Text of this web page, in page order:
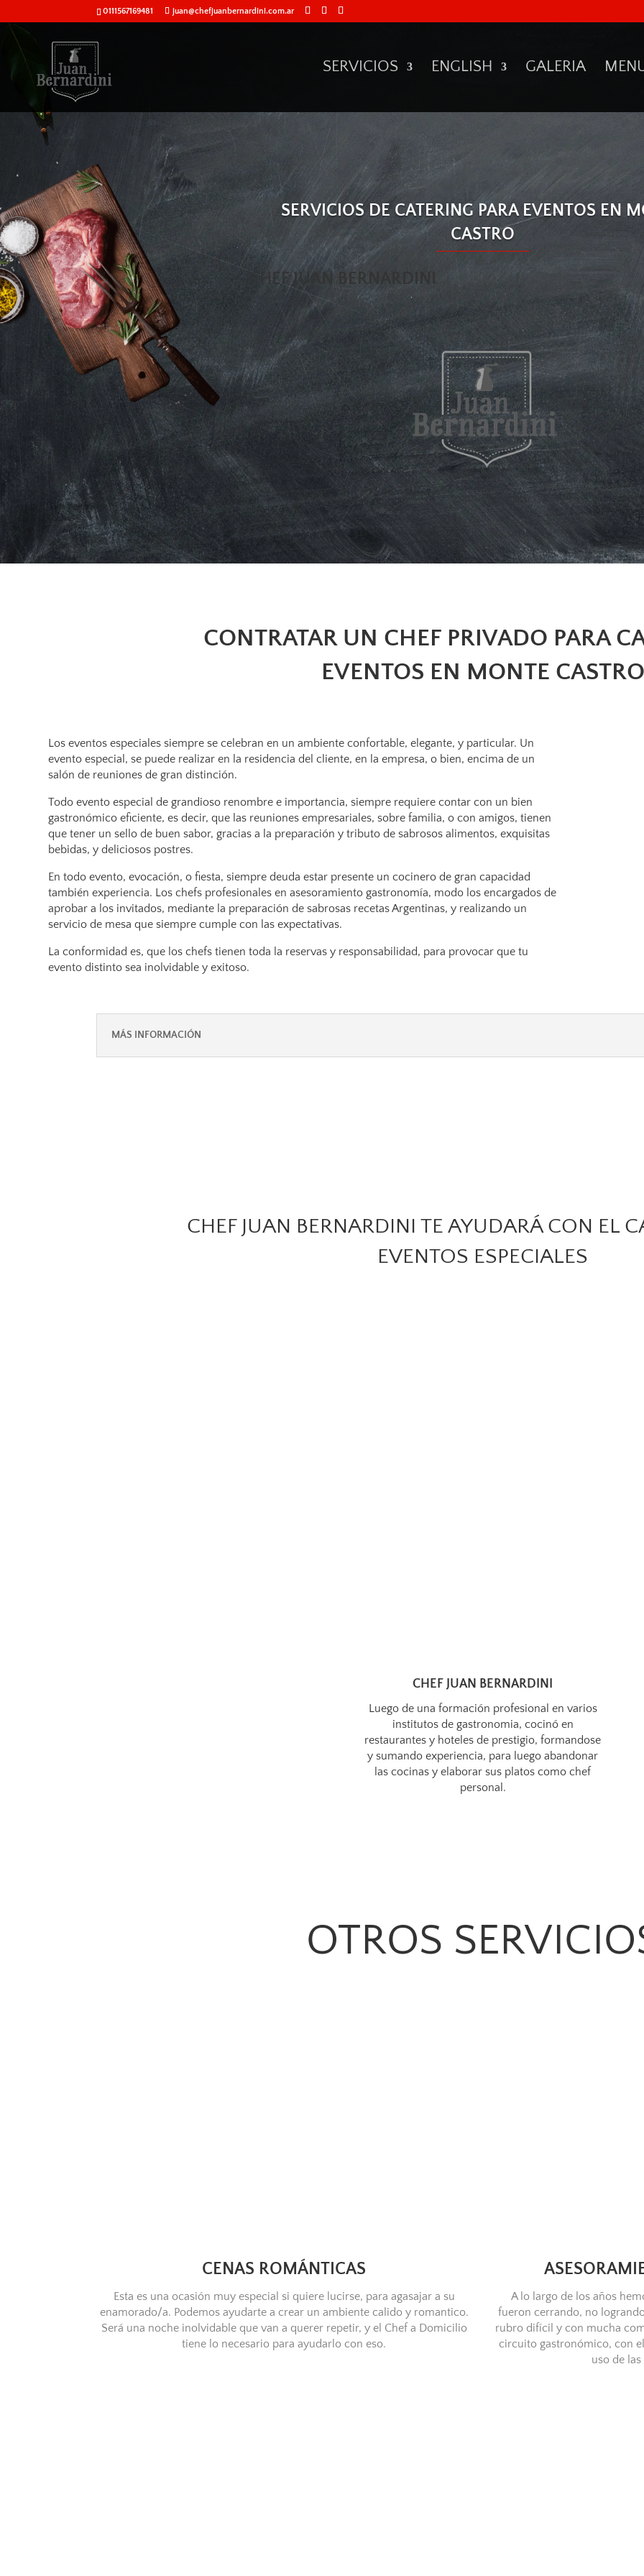
0111567169481 juan@chefjuanbernardini.com.ar
SERVICIOS ENGLISH GALERIA
SERVICIOS DE CATERING PARA EVENTOS EN
CASTRO
CHEF JUAN BERNARDINI
CONTRATAR UN CHEF PRIVADO PARA
EVENTOS EN MONTE CASTRO
Los eventos especiales siempre se celebran en un ambiente confortable, elegante, y particular. Un
evento especial, se puede realizar en la residencia del cliente, en la empresa, o bien, encima de un
salón de reuniones de gran distinción.
Todo evento especial de grandioso renombre e importancia, siempre requiere contar con un bien
gastronómico eficiente, es decir, que las reuniones empresariales, sobre familia, o con amigos, tienen
que tener un sello de buen sabor, gracias a la preparación y tributo de sabrosos alimentos, exquisitas
bebidas, y deliciosos postres.
En todo evento, evocación, o fiesta, siempre deuda estar presente un cocinero de gran capacidad
también experiencia. Los chefs profesionales en asesoramiento gastronomía, modo los encargados de
aprobar a los invitados, mediante la preparación de sabrosas recetas Argentinas, y realizando un
servicio de mesa que siempre cumple con las expectativas.
La conformidad es, que los chefs tienen toda la reservas y responsabilidad, para provocar que tu
evento distinto sea inolvidable y exitoso.
MÁS INFORMACIÓN
CHEF JUAN BERNARDINI TE AYUDARÁ CON EL
EVENTOS ESPECIALES
CHEF JUAN BERNARDINI
Luego de una formación profesional en varios
institutos de gastronomia, cocinó en
restaurantes y hoteles de prestigio, formandose
y sumando experiencia, para luego abandonar
las cocinas y elaborar sus platos como chef
personal.
OTROS
CENAS ROMÁNTICAS
Esta es una ocasión muy especial si quiere lucirse, para agasajar a su
enamorado/a. Podemos ayudarte a crear un ambiente calido y romantico.
Será una noche inolvidable que van a querer repetir, y el Chef a Domicilio
tiene lo necesario para ayudarlo con eso.
A lo largo de los años
fueron cerrando, no
rubro difícil y con mucha
circuito gastronómico, con
uso de